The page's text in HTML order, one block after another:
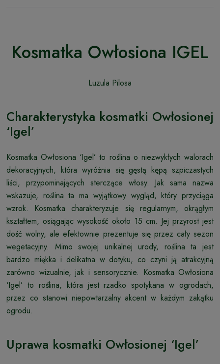
Kosmatka Owłosiona IGEL
Luzula Pilosa
Charakterystyka kosmatki Owłosionej
‘Igel’
Kosmatka Owłosiona ‘Igel’ to roślina o niezwykłych walorach
dekoracyjnych, która wyróżnia się gęstą kępą szpiczastych
liści, przypominających sterczące włosy. Jak sama nazwa
wskazuje, roślina ta ma wyjątkowy wygląd, który przyciąga
wzrok. Kosmatka charakteryzuje się regularnym, okrągłym
kształtem, osiągając wysokość około 15 cm. Jej przyrost jest
dość wolny, ale efektownie prezentuje się przez cały sezon
wegetacyjny. Mimo swojej unikalnej urody, roślina ta jest
bardzo miękka i delikatna w dotyku, co czyni ją atrakcyjną
zarówno wizualnie, jak i sensorycznie. Kosmatka Owłosiona
‘Igel’ to roślina, która jest rzadko spotykana w ogrodach,
przez co stanowi niepowtarzalny akcent w każdym zakątku
ogrodu.
Uprawa kosmatki Owłosionej ‘Igel’